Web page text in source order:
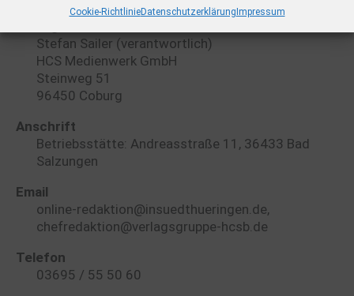
Cookie-RichtlinieDatenschutzerklärung Impressum
Stefan Sailer (verantwortlich)
HCS Medienwerk GmbH
Steinweg 51
96450 Coburg
Anschrift
Betriebsstätte: Andreasstraße 11, 36433 Bad
Salzungen
Email
online-redaktion@insuedthueringen.de,
chefredaktion@verlagsgruppe-hcsb.de
Telefon
03695 / 55 50 60